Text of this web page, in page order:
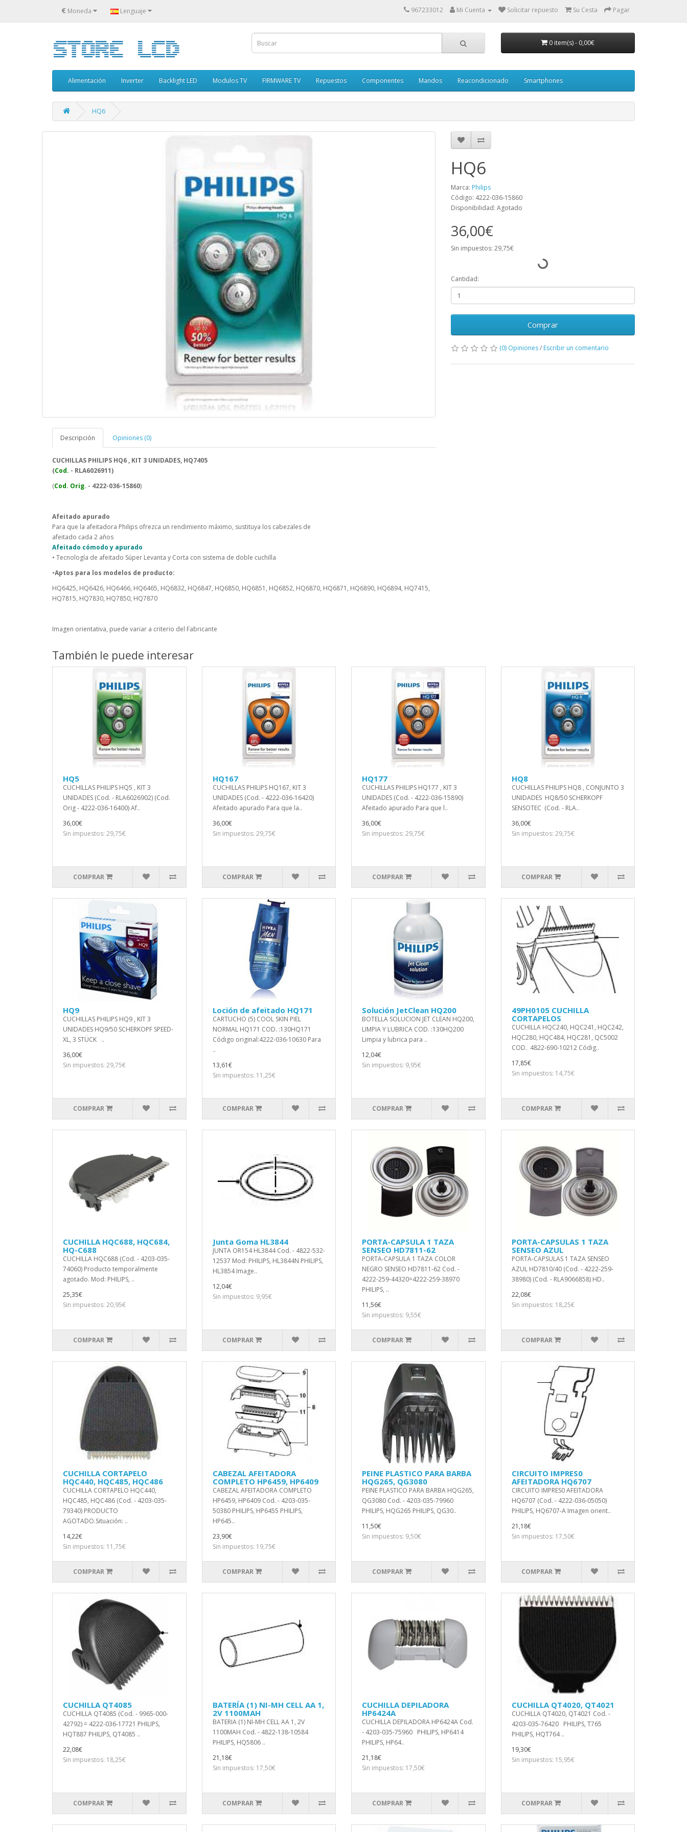
€ Moneda Lenguaje 967233012 Mi Cuenta Solicitar repuesto Su Cesta Pagar
0 item(s)- 0,00€
Alimentación Inverter Backlight LED Modulos TV FIRMWARE TV Repuestos Componentes Mandos Reacondicionado Smartphones
HQ6
Descripción Opiniones (0)
CUCHILLAS PHILIPS HQ6 , KIT 3 UNIDADES, HQ7405
(Cod. - RLA6026911)
(Cod. Orig. - 4222-036-15860)
Afeitado apurado
Para que la afeitadora Philips ofrezca un rendimiento máximo, sustituya los cabezales de
afeitado cada 2 años
Afeitado cómodo y apurado
• Tecnología de afeitado Súper Levanta y Corta con sistema de doble cuchilla
•Aptos para los modelos de producto:
HQ6425, HQ6426, HQ6466, HQ6465, HQ6832, HQ6847, HQ6850, HQ6851, HQ6852, HQ6870, HQ6871, HQ6890, HQ6894, HQ7415,
HQ7815, HQ7830, HQ7850, HQ7870
Imagen orientativa, puede variar a criterio del Fabricante
HQ6
Marca: Philips
Código: 4222-036-15860
Disponibilidad: Agotado
36,00€
Sin impuestos: 29,75€
Cantidad:
Comprar
(0) Opiniones/ Escribir un comentario
También le puede interesar
HQ5
CUCHILLAS PHILIPS HQ5 , KIT 3
UNIDADES (Cod. - RLA6026902) (Cod.
Orig - 4222-036-16400) Af..
36,00€
Sin impuestos: 29,75€
COMPRAR
HQ167
CUCHILLAS PHILIPS HQ167, KIT 3
UNIDADES (Cod. - 4222-036-16420)
Afeitado apurado Para que la..
36,00€
Sin impuestos: 29,75€
COMPRAR
HQ177
CUCHILLAS PHILIPS HQ177 , KIT 3
UNIDADES (Cod. - 4222-036-15890)
Afeitado apurado Para que l..
36,00€
Sin impuestos: 29,75€
COMPRAR
HQ8
CUCHILLAS PHILIPS HQ8 , CONJUNTO 3
UNIDADES HQ8/50 SCHERKOPF
SENSOTEC (Cod. - RLA..
36,00€
Sin impuestos: 29,75€
COMPRAR
HQ9
CUCHILLAS PHILIPS HQ9 , KIT 3
UNIDADES HQ9/50 SCHERKOPF SPEED-
XL, 3 STÜCK ..
36,00€
Sin impuestos: 29,75€
COMPRAR
Loción de afeitado HQ171
CARTUCHO (5) COOL SKIN PIEL
NORMAL HQ171 COD. :130HQ171
Código original:4222-036-10630 Para
..
13,61€
Sin impuestos: 11,25€
COMPRAR
Solución JetClean HQ200
BOTELLA SOLUCION JET CLEAN HQ200,
LIMPIA Y LUBRICA COD. :130HQ200
Limpia y lubrica para ..
12,04€
Sin impuestos: 9,95€
COMPRAR
49PH0105 CUCHILLA
CORTAPELOS
CUCHILLA HQC240, HQC241, HQC242,
HQC280, HQC484, HQC281, QC5002
COD. 4822-690-10212 Códig..
17,85€
Sin impuestos: 14,75€
COMPRAR
CUCHILLA HQC688, HQC684,
HQ-C688
CUCHILLA HQC688 (Cod. - 4203-035-
74060) Producto temporalmente
agotado. Mod: PHILIPS, ..
25,35€
Sin impuestos: 20,95€
COMPRAR
Junta Goma HL3844
JUNTA OR154 HL3844 Cod. - 4822-532-
12537 Mod: PHILIPS, HL3844N PHILIPS,
HL3854 Image..
12,04€
Sin impuestos: 9,95€
COMPRAR
PORTA-CAPSULA 1 TAZA
SENSEO HD7811-62
PORTA-CAPSULA 1 TAZA COLOR
NEGRO SENSEO HD7811-62 Cod. -
4222-259-44320=4222-259-38970
PHILIPS, ..
11,56€
Sin impuestos: 9,55€
COMPRAR
PORTA-CAPSULAS 1 TAZA
SENSEO AZUL
PORTA-CAPSULAS 1 TAZA SENSEO
AZUL HD7810/40 (Cod. - 4222-259-
38980) (Cod. - RLA9066858) HD..
22,08€
Sin impuestos: 18,25€
COMPRAR
CUCHILLA CORTAPELO
HQC440, HQC485, HQC486
CUCHILLA CORTAPELO HQC440,
HQC485, HQC486 (Cod. - 4203-035-
79340) PRODUCTO
AGOTADO.Situación: ..
14,22€
Sin impuestos: 11,75€
COMPRAR
CABEZAL AFEITADORA
COMPLETO HP6459, HP6409
CABEZAL AFEITADORA COMPLETO
HP6459, HP6409 Cod. - 4203-035-
50380 PHILIPS, HP6455 PHILIPS,
HP645..
23,90€
Sin impuestos: 19,75€
COMPRAR
PEINE PLASTICO PARA BARBA
HQG265, QG3080
PEINE PLASTICO PARA BARBA HQG265,
QG3080 Cod. - 4203-035-79960
PHILIPS, HQG265 PHILIPS, QG30..
11,50€
Sin impuestos: 9,50€
COMPRAR
CIRCUITO IMPRES0
AFEITADORA HQ6707
CIRCUITO IMPRES0 AFEITADORA
HQ6707 (Cod. - 4222-036-05050)
PHILIPS, HQ6707-A Imagen orient..
21,18€
Sin impuestos: 17,50€
COMPRAR
CUCHILLA QT4085
CUCHILLA QT4085 (Cod. - 9965-000-
42792) = 4222-036-17721 PHILIPS,
HQT887 PHILIPS, QT4085 ..
22,08€
Sin impuestos: 18,25€
COMPRAR
BATERÍA (1) NI-MH CELL AA 1,
2V 1100MAH
BATERIA (1) NI-MH CELL AA 1, 2V
1100MAH Cod. - 4822-138-10584
PHILIPS, HQ5806 ..
21,18€
Sin impuestos: 17,50€
COMPRAR
CUCHILLA DEPILADORA
HP6424A
CUCHILLA DEPILADORA HP6424A Cod.
- 4203-035-75960 PHILIPS, HP6414
PHILIPS, HP64..
21,18€
Sin impuestos: 17,50€
COMPRAR
CUCHILLA QT4020, QT4021
CUCHILLA QT4020, QT4021 Cod. -
4203-035-76420 PHILIPS, T765
PHILIPS, HQT764 ..
19,30€
Sin impuestos: 15,95€
COMPRAR